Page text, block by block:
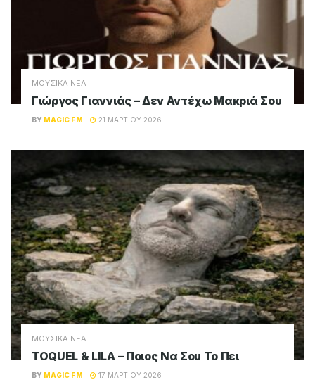
ΜΟΥΣΙΚΑ ΝΕΑ
Γιώργος Γιαννιάς – Δεν Αντέχω Μακριά Σου
BY MAGIC FM 21 ΜΑΡΤΊΟΥ 2026
ΜΟΥΣΙΚΑ ΝΕΑ
TOQUEL & LILA – Ποιος Να Σου Το Πει
BY MAGIC FM 17 ΜΑΡΤΊΟΥ 2026